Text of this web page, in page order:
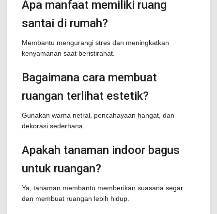
Apa manfaat memiliki ruang
santai di rumah?
Membantu mengurangi stres dan meningkatkan
kenyamanan saat beristirahat.
Bagaimana cara membuat
ruangan terlihat estetik?
Gunakan warna netral, pencahayaan hangat, dan
dekorasi sederhana.
Apakah tanaman indoor bagus
untuk ruangan?
Ya, tanaman membantu memberikan suasana segar
dan membuat ruangan lebih hidup.